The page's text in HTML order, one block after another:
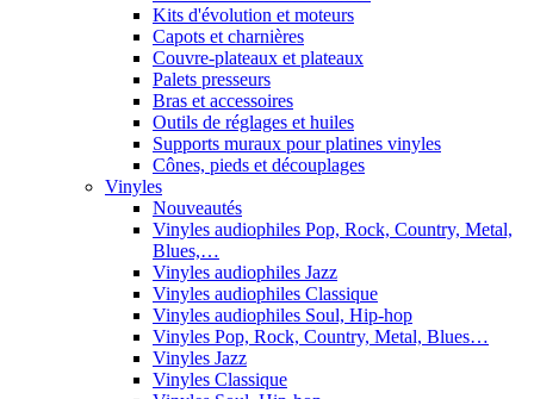
Kits d'évolution et moteurs
Capots et charnières
Couvre-plateaux et plateaux
Palets presseurs
Bras et accessoires
Outils de réglages et huiles
Supports muraux pour platines vinyles
Cônes, pieds et découplages
Vinyles
Nouveautés
Vinyles audiophiles Pop, Rock, Country, Metal,
Blues,…
Vinyles audiophiles Jazz
Vinyles audiophiles Classique
Vinyles audiophiles Soul, Hip-hop
Vinyles Pop, Rock, Country, Metal, Blues…
Vinyles Jazz
Vinyles Classique